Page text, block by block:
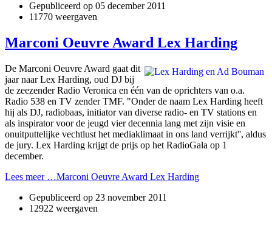
Gepubliceerd op 05 december 2011
11770 weergaven
Marconi Oeuvre Award Lex Harding
De Marconi Oeuvre Award gaat dit
jaar naar Lex Harding, oud DJ bij
de zeezender Radio Veronica en één van de oprichters van o.a.
Radio 538 en TV zender TMF. "Onder de naam Lex Harding heeft
hij als DJ, radiobaas, initiator van diverse radio- en TV stations en
als inspirator voor de jeugd vier decennia lang met zijn visie en
onuitputtelijke vechtlust het mediaklimaat in ons land verrijkt'', aldus
de jury. Lex Harding krijgt de prijs op het RadioGala op 1
december.
Lees meer …Marconi Oeuvre Award Lex Harding
Gepubliceerd op 23 november 2011
12922 weergaven